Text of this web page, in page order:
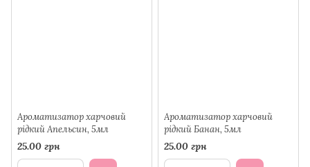
Ароматизатор харчовий
рідкий Апельсин, 5мл
25.00 грн
Ароматизатор харчовий
рідкий Банан, 5мл
25.00 грн